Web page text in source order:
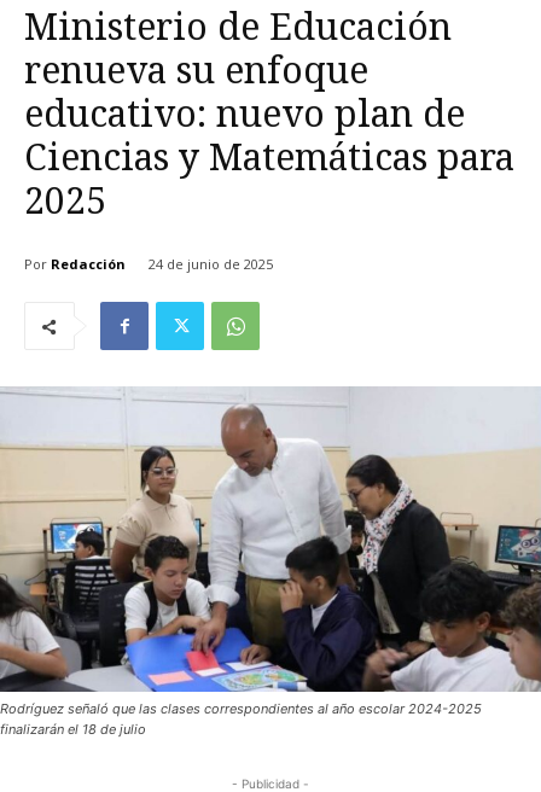
Ministerio de Educación
renueva su enfoque
educativo: nuevo plan de
Ciencias y Matemáticas para
2025
Por Redacción 24 de junio de 2025
Rodríguez señaló que las clases correspondientes al año escolar 2024-2025
finalizarán el 18 de julio
- Publicidad -